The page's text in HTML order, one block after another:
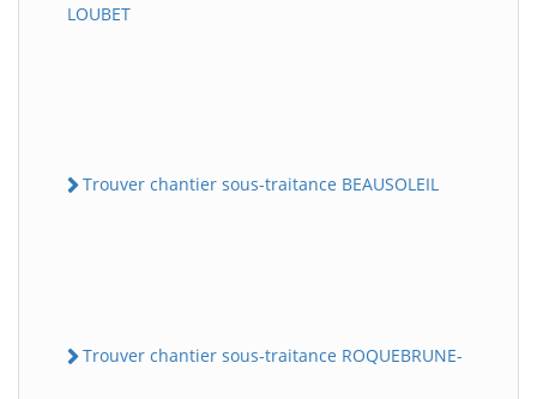
LOUBET
Trouver chantier sous-traitance BEAUSOLEIL
Trouver chantier sous-traitance ROQUEBRUNE-